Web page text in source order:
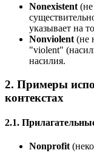
Nonexistent
указывает на
Nonviolent (не
"violent"
насилия.
2. Примеры
контекстах
2.1.
Nonprofit